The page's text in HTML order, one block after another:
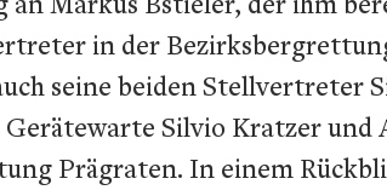
in der
seine beiden
Silvio Kratzer
Prägraten. In einem